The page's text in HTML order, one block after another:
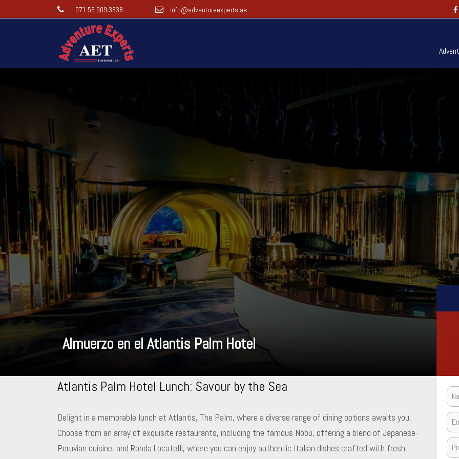
+971 56 909 3838 info@adventureexperts.ae
Almuerzo en el Atlantis Palm Hotel
Atlantis Palm Hotel Lunch: Savour by the Sea
Delight in a memorable lunch at Atlantis, The Palm, where a diverse range of dining options awaits you.
Choose from an array of exquisite restaurants, including the famous Nobu, offering a blend of Japanese-
Peruvian cuisine, and Ronda Locatelli, where you can enjoy authentic Italian dishes crafted with fresh